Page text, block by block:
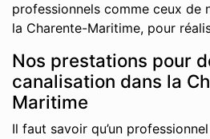
professionnels comme ceux de
la Charente-Maritime, pour
Nos prestations pour
canalisation dans la
Maritime
Il faut savoir qu’un